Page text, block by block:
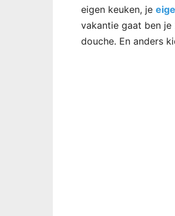
eigen keuken, je
vakantie gaat ben
douche. En anders